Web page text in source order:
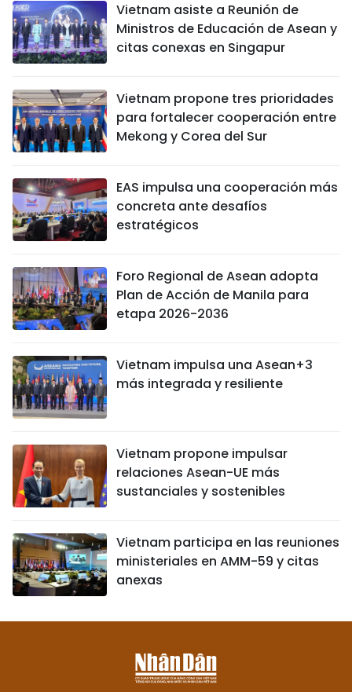
Vietnam asiste a Reunión de
Ministros de Educación de Asean y
citas conexas en Singapur
Vietnam propone tres prioridades
para fortalecer cooperación entre
Mekong y Corea del Sur
EAS impulsa una cooperación más
concreta ante desafíos
estratégicos
Foro Regional de Asean adopta
Plan de Acción de Manila para
etapa 2026-2036
Vietnam impulsa una Asean+3
más integrada y resiliente
Vietnam propone impulsar
relaciones Asean-UE más
sustanciales y sostenibles
Vietnam participa en las reuniones
ministeriales en AMM-59 y citas
anexas